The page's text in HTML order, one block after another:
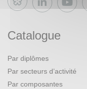
Bluesky
Catalogue
Par diplômes
Par secteurs d’activité
Par composantes